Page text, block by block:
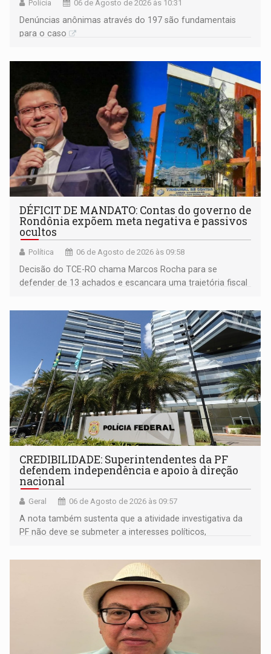
Polícia 06 de Agosto de 2026 às 10:31
Denúncias anônimas através do 197 são fundamentais
para o caso
DÉFICIT DE MANDATO: Contas do governo de
Rondônia expõem meta negativa e passivos
ocultos
Política 06 de Agosto de 2026 às 09:58
Decisão do TCE-RO chama Marcos Rocha para se
defender de 13 achados e escancara uma trajetória fiscal
mandato
CREDIBILIDADE: Superintendentes da PF
defendem independência e apoio à direção
nacional
Geral 06 de Agosto de 2026 às 09:57
A nota também sustenta que a atividade investigativa da
PF não deve se submeter a interesses políticos,